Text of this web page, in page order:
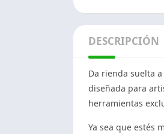
DESCRIPCIÓN
Da rienda suelta
diseñada para
herramientas
Ya sea que estés